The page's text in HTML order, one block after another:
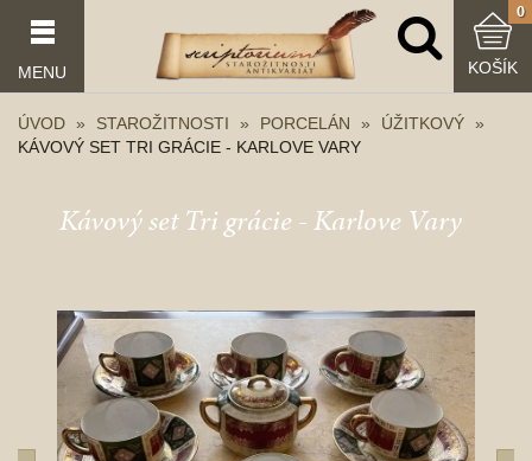
MENU
0
KOŠÍK
ÚVOD STAROŽITNOSTI PORCELÁN
ÚŽITKOVÝ
KÁVOVÝ SET TRI GRÁCIE - KARLOVE VARY
Kávový set Tri grácie - Karlove Vary